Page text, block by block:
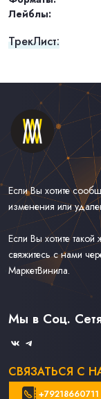
Лейблы:
ТрекЛист:
Если Вы хотите
изменения или
Если Вы хотите
свяжитесь с нами
МаркетВинила.
Каталог Винила, CD
Доставка и Оплата
Связаться С Нами
Мы в Соц.
СВЯЗАТЬСЯ С
+79218660711